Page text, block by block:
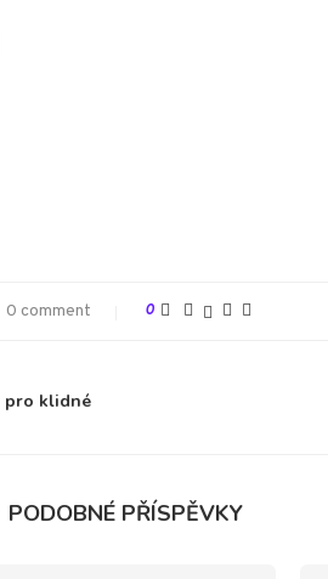
0 comment 0
pro klidné
PODOBNÉ PŘÍSPĚVKY